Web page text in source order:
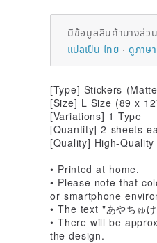
มีข้อมูลสินค้าบางส่ว
แปลเป็น ไทย
ดูภาษ
[Type] Stickers
[Size] L Size (89 x
[Variations] 1 Type
[Quantity] 2 sheets
[Quality] High-
• Printed at home.
• Please note that
or smartphone
• The text "あやちゅ
• There will be
the design.